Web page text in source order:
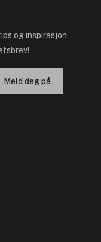
og inspirasjon
Meld deg på